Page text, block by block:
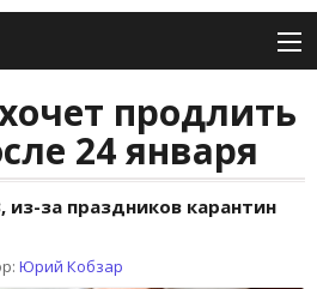
продлить
24 января
за праздников карантин
Юрий Кобзар